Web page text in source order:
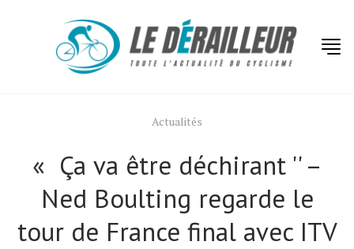
Actualités
« Ça va être déchirant '' –
Ned Boulting regarde le
tour de France final avec ITV